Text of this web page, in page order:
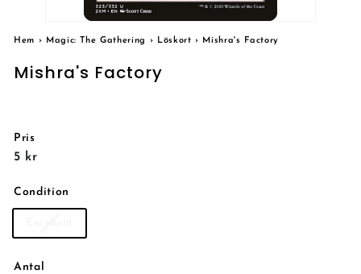
Hem › Magic: The Gathering › Löskort › Mishra's Factory
Mishra's Factory
Pris
Reguljärt
5 kr5
Condition
Antal